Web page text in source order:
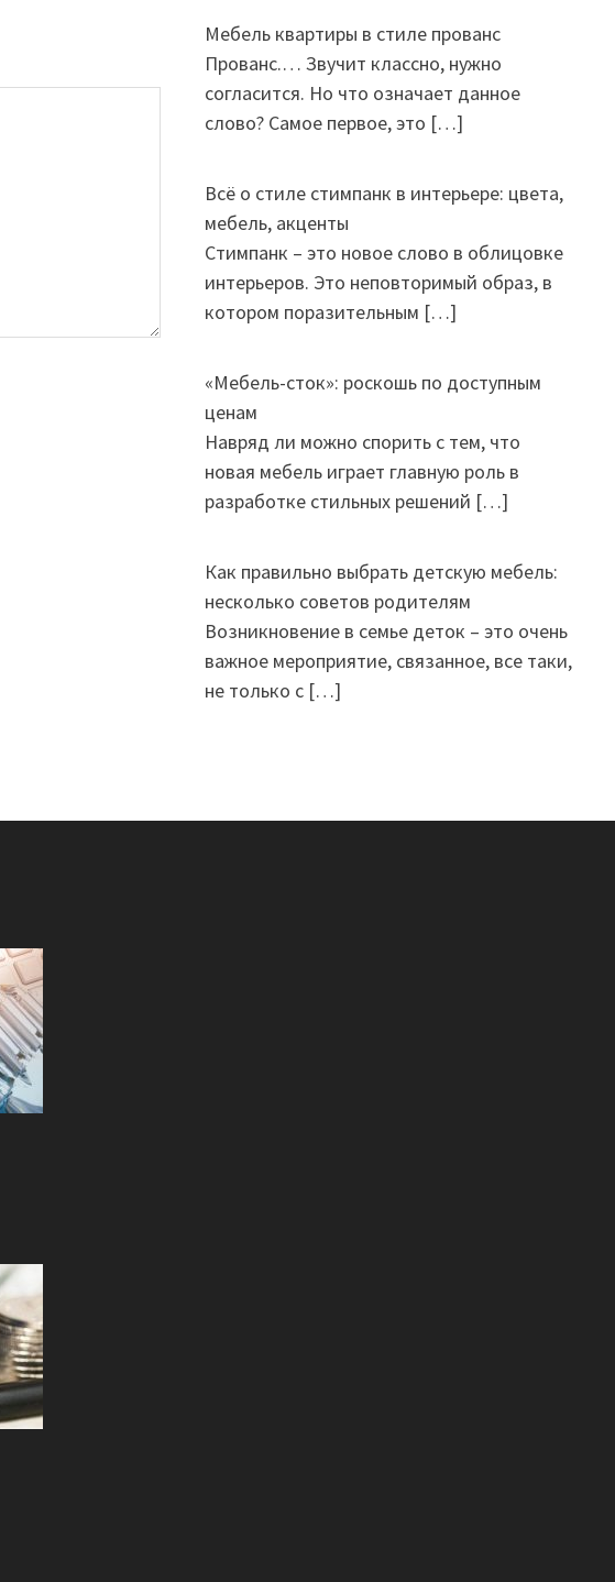
Мебель квартиры в стиле прованс
Прованс.… Звучит классно, нужно
согласится. Но что означает данное
слово? Самое первое, это […]
Всё о стиле стимпанк в интерьере: цвета,
мебель, акценты
Стимпанк – это новое слово в облицовке
интерьеров. Это неповторимый образ, в
котором поразительным […]
«Мебель-сток»: роскошь по доступным
ценам
Навряд ли можно спорить с тем, что
новая мебель играет главную роль в
разработке стильных решений […]
Как правильно выбрать детскую мебель:
несколько советов родителям
Возникновение в семье деток – это очень
важное мероприятие, связанное, все таки,
не только с […]